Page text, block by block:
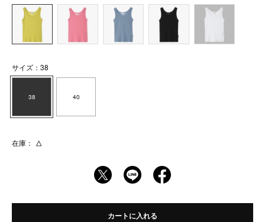
サイズ：38
38 40
在庫： △
カートに入れる